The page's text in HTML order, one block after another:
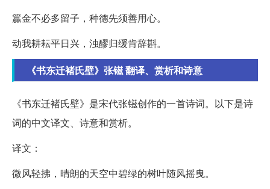
籯金不必多留子，种德先须善用心。
动我耕耘平日兴，浊醪归缓肯辞斟。
《书东迁褚氏壁》张镃 翻译、赏析和诗意
《书东迁褚氏壁》是宋代张镃创作的一首诗词。以下是诗
词的中文译文、诗意和赏析。
译文：
微风轻拂，晴朗的天空中碧绿的树叶随风摇曳。